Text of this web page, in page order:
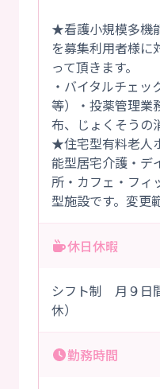
★看護小規模多機
を募集利用者様に
って頂きます。
・バイタルチェ
等）・投薬管理業
布、じょくそうの
★住宅型有料老人
能型居宅介護・デ
所・カフェ・フィ
型施設です。変更
休日休暇
シフト制 月９日
休）
勤務時間